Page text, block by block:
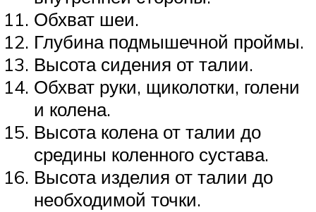
Обхват шеи.
Глубина подмышечной проймы.
Высота сидения от талии.
Обхват руки, щиколотки, голени
и колена.
Высота колена от талии до
средины коленного сустава.
Высота изделия от талии до
необходимой точки.